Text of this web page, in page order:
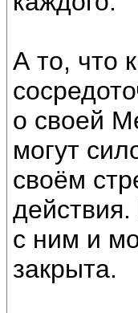
А то, что
о своей
могут
своём
с ним и
закрыта.